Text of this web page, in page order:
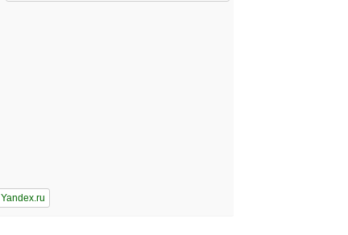
Yandex.ru